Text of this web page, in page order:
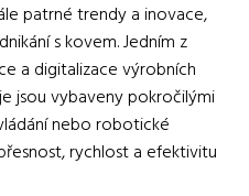
patrné trendy a inovace,
s kovem. Jedním z
a digitalizace výrobních
jsou vybaveny pokročilými
nebo robotické
rychlost a efektivitu